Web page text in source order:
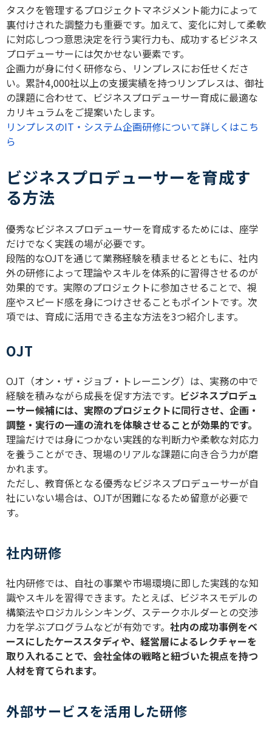
タスクを管理するプロジェクトマネジメント能力によって
裏付けされた調整力も重要です。加えて、変化に対して柔軟
に対応しつつ意思決定を行う実行力も、成功するビジネス
プロデューサーには欠かせない要素です。
企画力が身に付く研修なら、リンプレスにお任せくださ
い。累計4,000社以上の支援実績を持つリンプレスは、御社
の課題に合わせて、ビジネスプロデューサー育成に最適な
カリキュラムをご提案いたします。
リンプレスのIT・システム企画研修について詳しくはこち
ら
ビジネスプロデューサーを育成す
る方法
優秀なビジネスプロデューサーを育成するためには、座学
だけでなく実践の場が必要です。
段階的なOJTを通じて業務経験を積ませるとともに、社内
外の研修によって理論やスキルを体系的に習得させるのが
効果的です。実際のプロジェクトに参加させることで、視
座やスピード感を身につけさせることもポイントです。次
項では、育成に活用できる主な方法を3つ紹介します。
OJT
OJT（オン・ザ・ジョブ・トレーニング）は、実務の中で
経験を積みながら成長を促す方法です。 ビジネスプロデュ
ーサー候補には、実際のプロジェクトに同行させ、企画・
調整・実行の一連の流れを体験させることが効果的です。
理論だけでは身につかない実践的な判断力や柔軟な対応力
を養うことができ、現場のリアルな課題に向き合う力が磨
かれます。
ただし、教育係となる優秀なビジネスプロデューサーが自
社にいない場合は、OJTが困難になるため留意が必要で
す。
社内研修
社内研修では、自社の事業や市場環境に即した実践的な知
識やスキルを習得できます。たとえば、ビジネスモデルの
構築法やロジカルシンキング、ステークホルダーとの交渉
力を学ぶプログラムなどが有効です。 社内の成功事例をベ
ースにしたケーススタディや、経営層によるレクチャーを
取り入れることで、会社全体の戦略と紐づいた視点を持つ
人材を育てられます。
外部サービスを活用した研修